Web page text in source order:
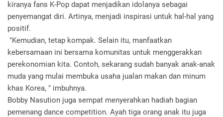
kiranya fans K-Pop dapat menjadikan idolanya sebagai
penyemangat diri. Artinya, menjadi inspirasi untuk hal-hal yang
positif.
"Kemudian, tetap kompak. Selain itu, manfaatkan
kebersamaan ini bersama komunitas untuk menggerakkan
perekonomian kita. Contoh, sekarang sudah banyak anak-anak
muda yang mulai membuka usaha jualan makan dan minum
khas Korea, " imbuhnya.
Bobby Nasution juga sempat menyerahkan hadiah bagian
pemenang dance competition. Ayah tiga orang anak itu juga